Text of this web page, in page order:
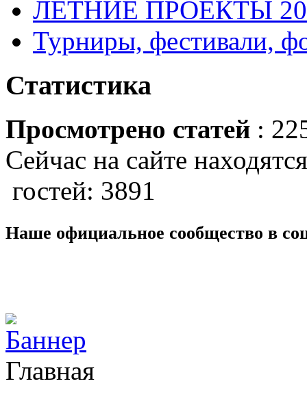
ЛЕТНИЕ ПРОЕКТЫ
Турниры, фестивали,
Статистика
Просмотрено статей :
Сейчас на сайте
гостей: 3891
Наше официальное сообщество в
Главная